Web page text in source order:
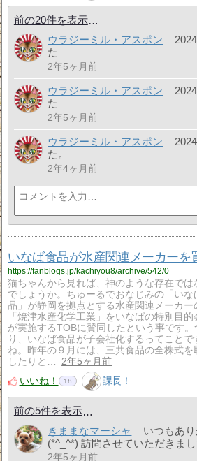
前の20件を表示
ウラジーミル・アスポン
た
2年5ヶ月前
ウラジーミル・アスポン
た
2年5ヶ月前
ウラジーミル・アスポン
た。
2年4ヶ月前
いなば食品が水産関連メーカーを
https://fanblogs.jp/kachiyou8/archive/542/0
猫ちゃんから見れば、神のような存在では
でしょうか。ちゅーるでおなじみの「いな
品」が静岡を拠点とする水産関連メーカー
「焼津水産化学工業」をいなばの特別目的
が実施するTOBに賛同したという事です。
り、いなば食品が子会社化するってことで
ね。昨年の９月には、三共食品の全株式を
したりと…
2年5ヶ月前
いいね！
18 課長！
前の5件を表示
きままなマーシャ
いつもあ
(*^_^*) 訪問させていただきま
2年5ヶ月前